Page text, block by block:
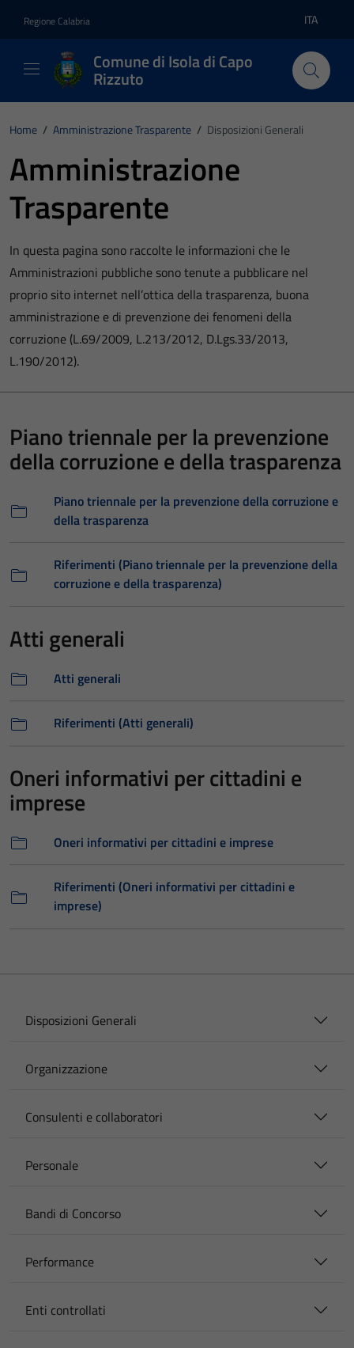
Regione Calabria Lingua
ITA
Comune di Isola di Capo
Rizzuto
Home / Amministrazione Trasparente / Disposizioni Generali
Amministrazione
Trasparente
In questa pagina sono raccolte le informazioni che le
Amministrazioni pubbliche sono tenute a pubblicare nel
proprio sito internet nell’ottica della trasparenza, buona
amministrazione e di prevenzione dei fenomeni della
corruzione (L.69/2009, L.213/2012, D.Lgs.33/2013,
L.190/2012).
Piano triennale per la prevenzione
della corruzione e della trasparenza
Piano triennale per la prevenzione della corruzione e
della trasparenza
Riferimenti (Piano triennale per la prevenzione della
corruzione e della trasparenza)
Atti generali
Atti generali
Riferimenti (Atti generali)
Oneri informativi per cittadini e
imprese
Oneri informativi per cittadini e imprese
Riferimenti (Oneri informativi per cittadini e
imprese)
Disposizioni Generali
Organizzazione
Consulenti e collaboratori
Personale
Bandi di Concorso
Performance
Enti controllati